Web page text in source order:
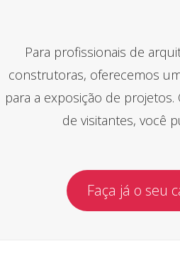
Para profissionais de
construtoras, oferecemos
para a exposição de
de visitantes, você
Faça já o seu